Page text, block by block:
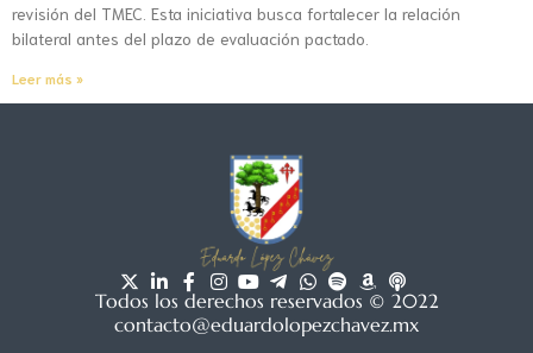
revisión del TMEC. Esta iniciativa busca fortalecer la relación
bilateral antes del plazo de evaluación pactado.
Leer más »
Todos los derechos reservados © 2022
contacto@eduardolopezchavez.mx